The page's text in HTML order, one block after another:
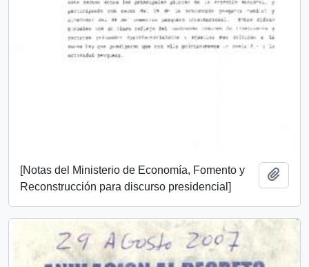
[Notas del Ministerio de Economía, Fomento y
Reconstrucción para discurso presidencial]